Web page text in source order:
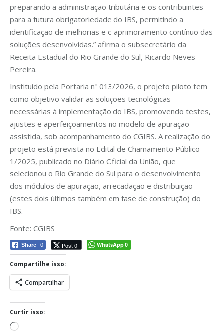
preparando a administração tributária e os contribuintes
para a futura obrigatoriedade do IBS, permitindo a
identificação de melhorias e o aprimoramento contínuo das
soluções desenvolvidas.” afirma o subsecretário da
Receita Estadual do Rio Grande do Sul, Ricardo Neves
Pereira.
Instituído pela Portaria nº 013/2026, o projeto piloto tem
como objetivo validar as soluções tecnológicas
necessárias à implementação do IBS, promovendo testes,
ajustes e aperfeiçoamentos no modelo de apuração
assistida, sob acompanhamento do CGIBS. A realização do
projeto está prevista no Edital de Chamamento Público
1/2025, publicado no Diário Oficial da União, que
selecionou o Rio Grande do Sul para o desenvolvimento
dos módulos de apuração, arrecadação e distribuição
(estes dois últimos também em fase de construção) do
IBS.
Fonte: CGIBS
Share 0 Post 0 WhatsApp0
Compartilhe isso:
Compartilhar
Curtir isso:
Carregando...